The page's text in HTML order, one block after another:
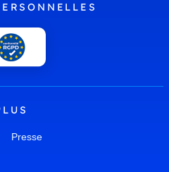
Presse